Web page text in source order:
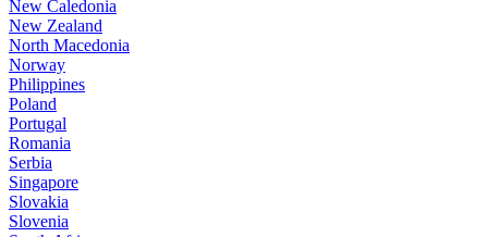
New Caledonia
New Zealand
North Macedonia
Norway
Philippines
Poland
Portugal
Romania
Serbia
Singapore
Slovakia
Slovenia